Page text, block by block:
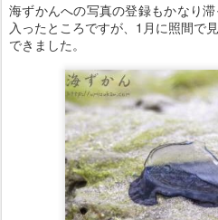
海ずかんへの写真の登録もかなり
入ったところですが、1月に照間で
できました。